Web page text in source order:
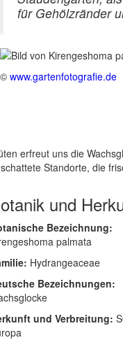
für Gehölzränder
© www.gartenfotografie.de
erfreut uns die
Standorte, die
und
Bezeichnung:
palmata
Hydrangeaceae
Bezeichnungen:
und Verbreitung: